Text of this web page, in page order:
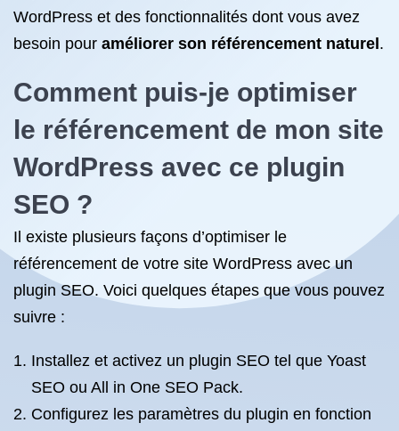
WordPress et des fonctionnalités dont vous avez
besoin pour améliorer son référencement naturel .
Comment puis-je optimiser
le référencement de mon site
WordPress avec ce plugin
SEO ?
Il existe plusieurs façons d’optimiser le
référencement de votre site WordPress avec un
plugin SEO. Voici quelques étapes que vous pouvez
suivre :
Installez et activez un plugin SEO tel que Yoast
SEO ou All in One SEO Pack.
Configurez les paramètres du plugin en fonction